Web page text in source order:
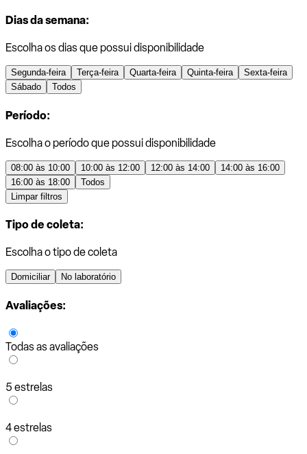
Dias da semana:
Escolha os dias que possui disponibilidade
Segunda-feira Terça-feira Quarta-feira Quinta-feira
Sexta-feira
Sábado
Todos
Período:
Escolha o período que possui disponibilidade
08:00 às 10:00 10:00 às 12:00 12:00 às 14:00
14:00 às 16:00
16:00 às 18:00
Todos
Limpar filtros
Tipo de coleta:
Escolha o tipo de coleta
Domiciliar No laboratório
Avaliações:
Todas as avaliações
5 estrelas
4 estrelas